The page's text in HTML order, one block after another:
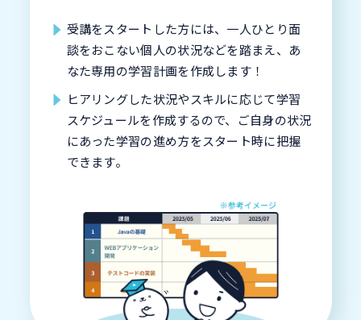
受講をスタートした方には、一人ひとり面
談をおこない個人の状況などを踏まえ、あ
なた専用の学習計画を作成します！
ヒアリングした状況やスキルに応じて学習
スケジュールを作成するので、ご自身の状況
にあった学習の進め方をスタート時に把握
できます。